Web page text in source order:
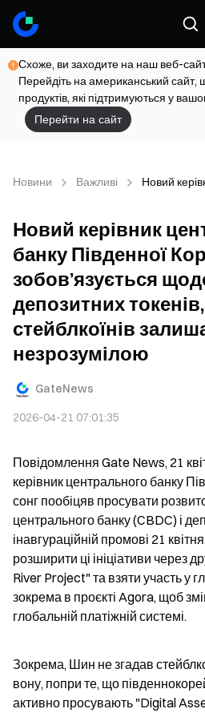
Схоже, ви заходите на наш веб-
Перейдіть на американський
продуктів, які підтримуються у
Перейти на сайт
Новини Важливі Новий
Новий керівник
банку Південної
зобов’язується
депозитних
стейблкоїнів
незрозумілою
GateNews
2026-04-21 07:01:35
Повідомлення Gate News, 21
керівник центрального банку
сонг пообіцяв просувати
центрального банку (CBDC) і
інавгураційній промові 21
розширити ці ініціативи через
River Project" та взяти участь у
зокрема в проєкті Agora, щоб
глобальній платіжній системі.
Зокрема, Шин не згадав
вону, попри те, що
активно просувають "Digital